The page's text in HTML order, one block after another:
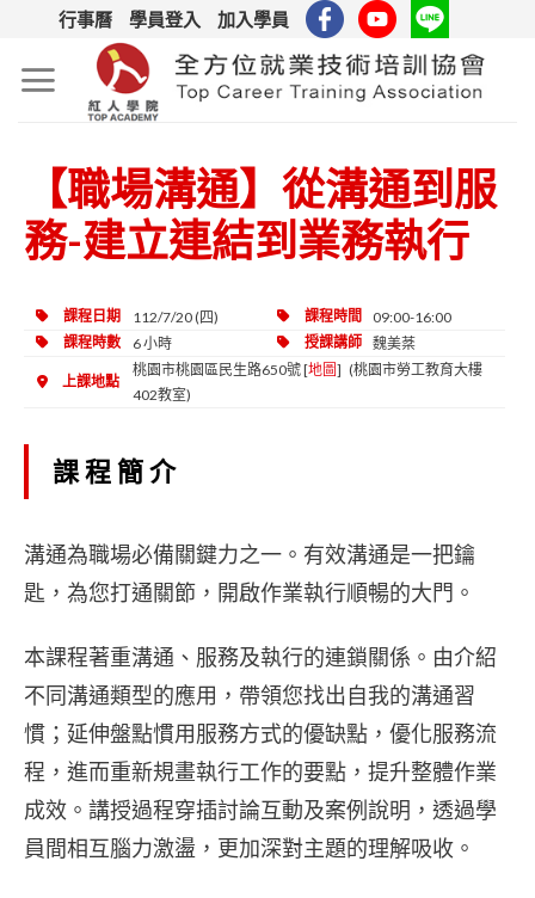
content
行事曆 學員登入 加入學員
【職場溝通】從溝通到服
務-建立連結到業務執行
課程日期 112/7/20 (四) 課程時間 09:00-16:00
課程時數 6 小時 授課講師 魏美棻
上課地點
桃園市桃園區民生路650號 [地圖] (桃園市勞工教育大樓
402教室)
課程簡介
溝通為職場必備關鍵力之一。有效溝通是一把鑰
匙，為您打通關節，開啟作業執行順暢的大門。
本課程著重溝通、服務及執行的連鎖關係。由介紹
不同溝通類型的應用，帶領您找出自我的溝通習
慣；延伸盤點慣用服務方式的優缺點，優化服務流
程，進而重新規畫執行工作的要點，提升整體作業
成效。講授過程穿插討論互動及案例說明，透過學
員間相互腦力激盪，更加深對主題的理解吸收。